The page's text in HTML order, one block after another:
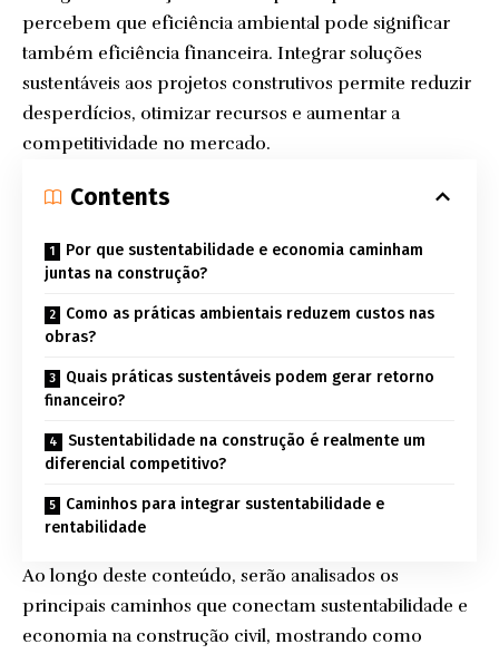
percebem que eficiência ambiental pode significar
também eficiência financeira. Integrar soluções
sustentáveis aos projetos construtivos permite reduzir
desperdícios, otimizar recursos e aumentar a
competitividade no mercado.
Contents
Por que sustentabilidade e economia caminham
juntas na construção?
Como as práticas ambientais reduzem custos nas
obras?
Quais práticas sustentáveis podem gerar retorno
financeiro?
Sustentabilidade na construção é realmente um
diferencial competitivo?
Caminhos para integrar sustentabilidade e
rentabilidade
Ao longo deste conteúdo, serão analisados os
principais caminhos que conectam sustentabilidade e
economia na construção civil, mostrando como